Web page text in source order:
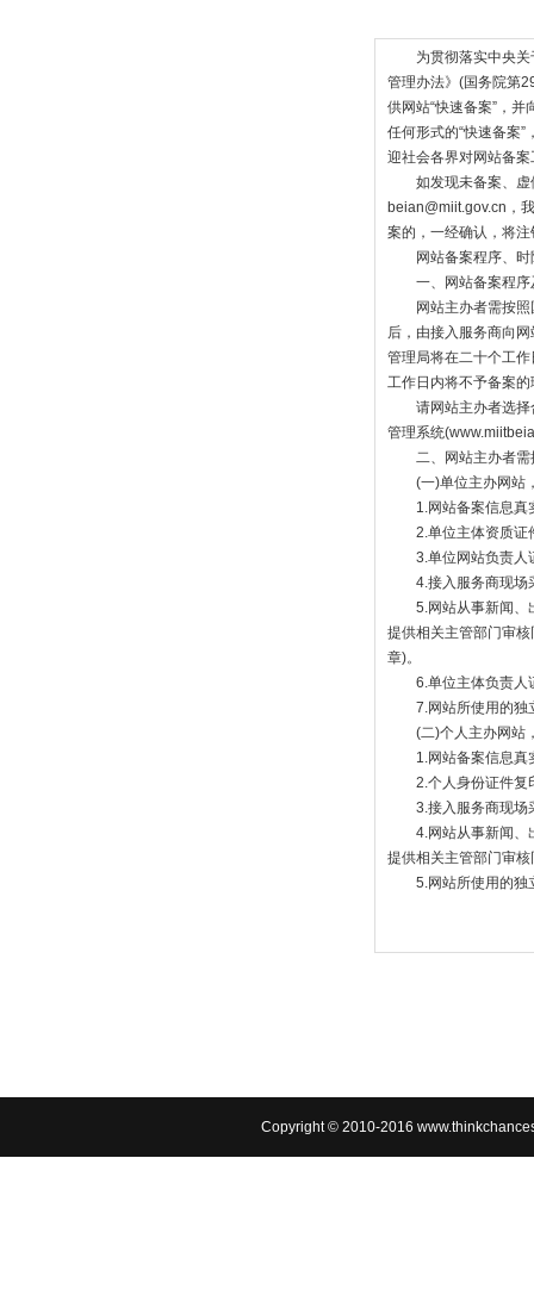
为贯彻落实中央关于
管理办法》(国务院第
供网站“快速备案”，
任何形式的“快速备案
迎社会各界对网站备
如发现未备案、虚
beian@miit.gov.cn，
案的，一经确认，将
网站备案程序、时
一、网站备案程序
网站主办者需按照国
后，由接入服务商向
管理局将在二十个工
工作日内将不予备案
请网站主办者选择合
管理系统
二、网站主办者需
(一)单位主办网站，
1.网站备案信息真
2.单位主体资质证件
3.单位网站负责人证
4.接入服务商现场
5.网站从事新闻、出
提供相关主管部门审
章)。
6.单位主体负责人证
7.网站所使用的独
(二)个人主办网站，
1.网站备案信息真
2.个人身份证件复印
3.接入服务商现场
4.网站从事新闻、出
提供相关主管部门审
5.网站所使用的独
Copyright © 2010-2016